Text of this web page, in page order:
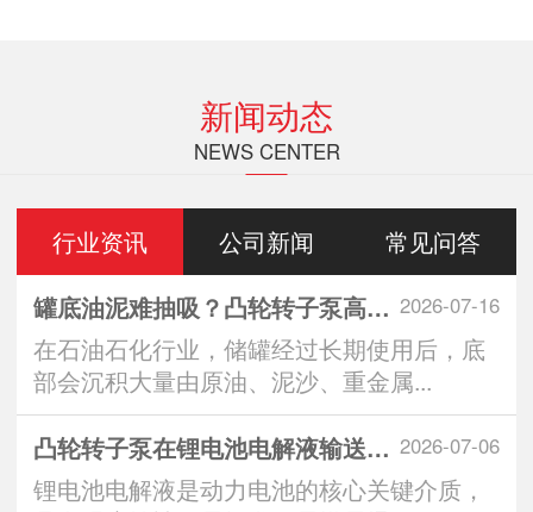
新闻动态
NEWS CENTER
行业资讯 公司新闻 常见问答
2026-07-16
罐底油泥难抽吸？凸轮转子泵高效清罐无残留
在石油石化行业，储罐经过长期使用后，底
部会沉积大量由原油、泥沙、重金属...
2026-07-06
凸轮转子泵在锂电池电解液输送中的技术优势与
锂电池电解液是动力电池的核心关键介质，